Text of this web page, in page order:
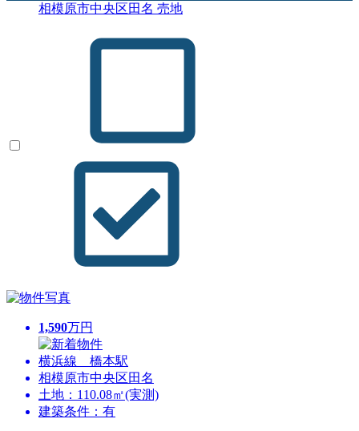
相模原市中央区田名 売地
1,590万円
横浜線 橋本駅
相模原市中央区田名
土地：110.08㎡(実測)
建築条件：有